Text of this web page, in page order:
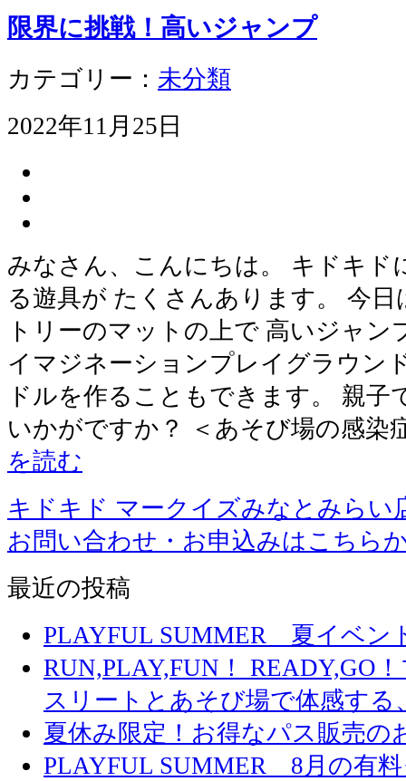
限界に挑戦！高いジャンプ
カテゴリー： 未分類
2022年11月25日
みなさん、こんにちは。 キドキド
る遊具が たくさんあります。 今
トリーのマットの上で 高いジャ
イマジネーションプレイグラウン
ドルを作ることもできます。 親子
いかがですか？ ＜あそび場の感
を読む
キドキド マークイズみなとみらい
お問い合わせ・お申込みはこちら
最近の投稿
PLAYFUL SUMMER 夏イベ
RUN,PLAY,FUN！ READY,GO
スリートとあそび場で体感する
夏休み限定！お得なパス販売の
PLAYFUL SUMMER 8月の有